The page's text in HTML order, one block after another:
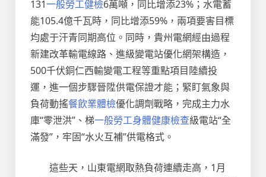
131一般勞工健檢6萬噸，同比增添23%；水電蓄
能105.4億千瓦時，同比增添59%，兩項要害目標
均處于汗青同期高位。同時，貴州電網經由過程
新建改革輸電線路、進級變電站優化網架構造，
500千伏銅仁西輸變電工程等重點項目陸續投
運，進一個步驟晉陞供電保證才能；緊盯氣象與
負荷動搖餐飲業體檢優化調劑戰略，完成主力水
庫“零泄洪”、梯一般勞工身體健康檢查級電站“全
滿發”，牢固“水火互補”供電格式。
這些天，山東電網取熱負荷連續走高，1月